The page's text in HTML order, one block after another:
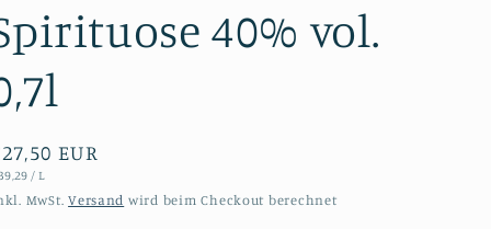
40% vol.
EUR
/ PRO
L
MwSt.Versand wird beim Checkout berechnet